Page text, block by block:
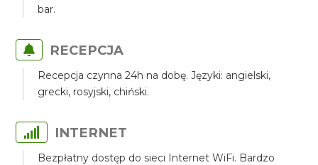
bar.
RECEPCJA
Recepcja czynna 24h na dobę. Języki: angielski,
grecki, rosyjski, chiński.
INTERNET
Bezpłatny dostęp do sieci Internet WiFi. Bardzo